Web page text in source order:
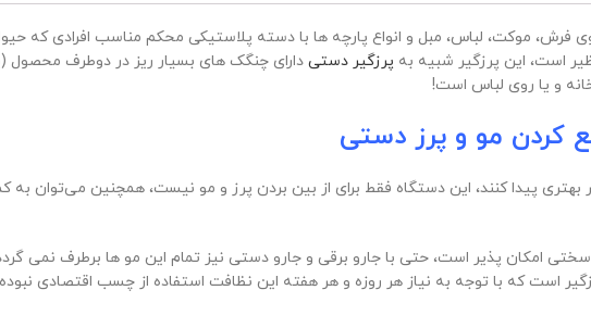
فرش، موکت، لباس، مبل و انواع پارچه ها با دسته پلاستیکی محکم مناسب افرادی که
است، این پرزگیر شبیه به پرزگیر دستی دارای چنگک های بسیار ریز در دوطرف
و یا روی لباس است!
کردن مو و پرز دستی
بهتری پیدا کنند، این دستگاه فقط برای از بین بردن پرز و مو نیست، همچنین می‌توان به
پذیر است، حتی با جارو برقی و جارو دستی نیز تمام این مو ها برطرف نمی
است که با توجه به نیاز هر روزه و هر هفته این نظافت استفاده از چسب اقتصادی